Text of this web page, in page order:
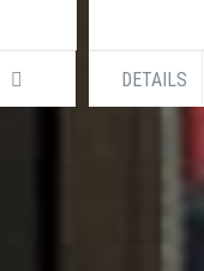
DETAILS